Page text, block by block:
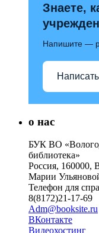
Знаете,
Напишите —
Написать
о нас
БУК ВО
библиотека»
Россия, 160000,
Марии
Телефон для
8(8172)21-17-69
Adm@booksite.ru
ВКонтакте
Видеохостинг